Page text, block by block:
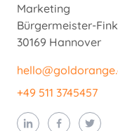
Marketing
Bürgermeister-
30169 Hannover
+49 511 3745457